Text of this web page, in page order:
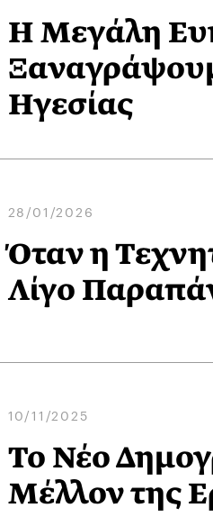
Η Μεγάλη
Ηγεσίας
28/01/2026
Όταν η
Λίγο
10/11/2025
Το Νέο
Μέλλον της